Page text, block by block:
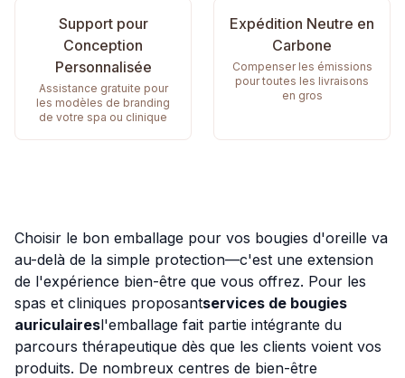
Support pour
Conception
Personnalisée
Assistance gratuite pour
les modèles de branding
de votre spa ou clinique
Expédition Neutre en
Carbone
Compenser les émissions
pour toutes les livraisons
en gros
Choisir le bon emballage pour vos bougies d'oreille va
au-delà de la simple protection—c'est une extension
de l'expérience bien-être que vous offrez. Pour les
spas et cliniques proposantservices de bougies
auriculairesl'emballage fait partie intégrante du
parcours thérapeutique dès que les clients voient vos
produits. De nombreux centres de bien-être